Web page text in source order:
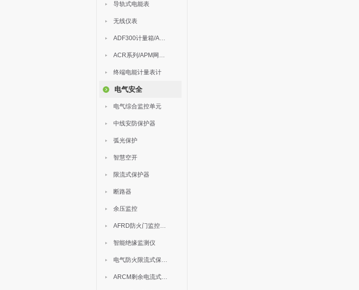
导轨式电能表
无线仪表
ADF300计量箱/AEW无线计量
ACR系列/APM网络电力仪表
终端电能计量表计
电气安全
电气综合监控单元
中线安防保护器
弧光保护
智慧空开
限流式保护器
断路器
余压监控
AFRD防火门监控模块
智能绝缘监测仪
电气防火限流式保护器
ARCM剩余电流式电气火灾监控装置